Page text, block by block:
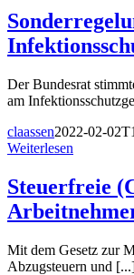
Der Bundesrat
am
claassen2022-02-
Weiterlesen
Steuerfreie
Mit dem Gesetz zur
Abzugsteuern und